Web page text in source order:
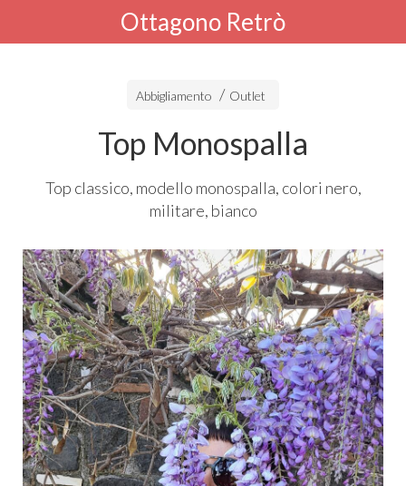
Ottagono Retrò
Abbigliamento Outlet
Top Monospalla
Top classico, modello monospalla, colori nero,
militare, bianco